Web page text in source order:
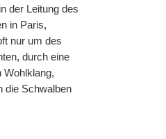
der Leitung des
in Paris,
nur um des
durch eine
Wohlklang,
die Schwalben